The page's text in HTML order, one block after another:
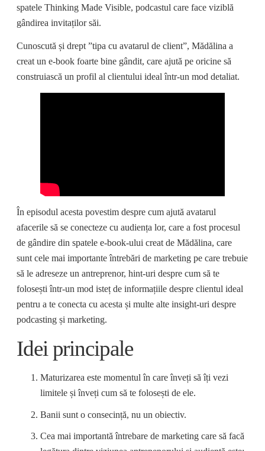
spatele Thinking Made Visible, podcastul care face viziblă
gândirea invitaților săi.
Cunoscută și drept ”tipa cu avatarul de client”, Mădălina a
creat un e-book foarte bine gândit, care ajută pe oricine să
construiască un profil al clientului ideal într-un mod detaliat.
În episodul acesta povestim despre cum ajută avatarul
afacerile să se conecteze cu audiența lor, care a fost procesul
de gândire din spatele e-book-ului creat de Mădălina, care
sunt cele mai importante întrebări de marketing pe care trebuie
să le adreseze un antreprenor, hint-uri despre cum să te
folosești într-un mod isteț de informațiile despre clientul ideal
pentru a te conecta cu acesta și multe alte insight-uri despre
podcasting și marketing.
Idei principale
Maturizarea este momentul în care înveți să îți vezi
limitele și înveți cum să te folosești de ele.
Banii sunt o consecință, nu un obiectiv.
Cea mai importantă întrebare de marketing care să facă